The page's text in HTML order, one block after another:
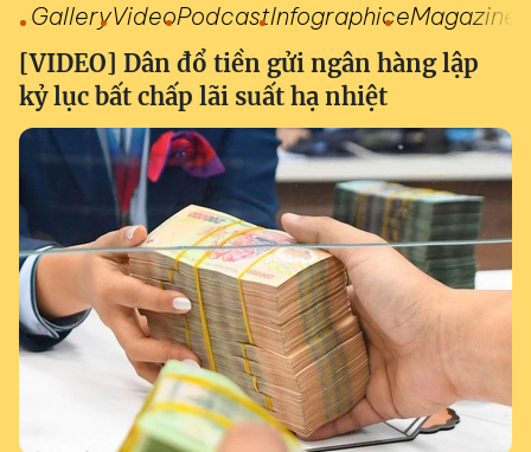
GalleryVideoPodcastInfographiceMagazine
[VIDEO] Dân đổ tiền gửi ngân hàng lập
kỷ lục bất chấp lãi suất hạ nhiệt